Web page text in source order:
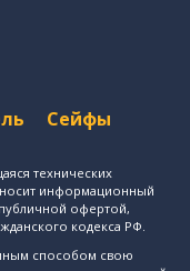
Сейфы
технических
носит информационный
публичной офертой,
кодекса РФ.
иным способом свою